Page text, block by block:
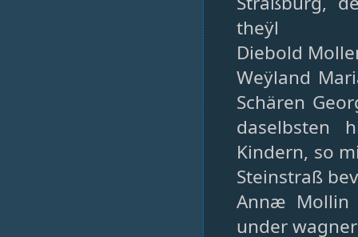
theÿl
Diebold
Weÿland
Schären
daselbsten
Kindern, so
Steinstraß
Annæ Mollin
under